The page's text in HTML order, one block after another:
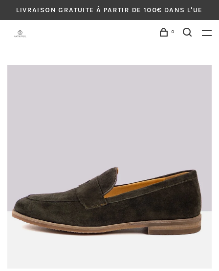
LIVRAISON GRATUITE À PARTIR DE 100€ DANS L'UE
0